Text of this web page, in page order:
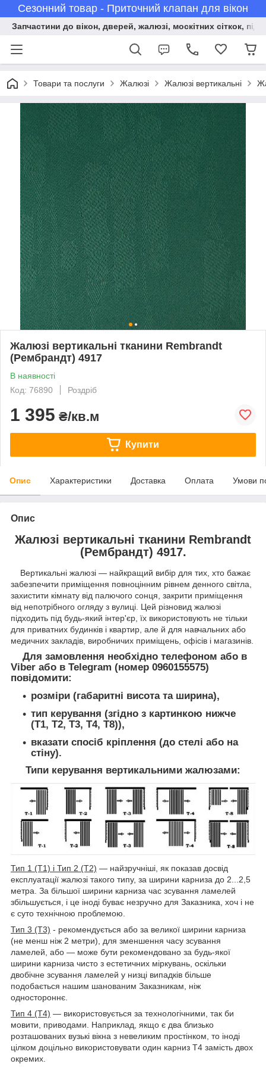
Сезонний товар - Приточний клапан для вікон
Запчастини до вікон, дверей, жалюзі, москітних сіткок,
Товари та послуги Жалюзі Жалюзі вертикальні
Жалюзі вертикальні тканини Rembrandt
(Рембрандт) 4917
В наявності
Код: 76890
Роздріб
1 395 ₴/кв.м
Купити
Опис Характеристики Доставка Оплата Умови
Опис
Жалюзі вертикальні тканини Rembrandt
(Рембрандт) 4917.
Вертикальні жалюзі — найкращий вибір для тих, хто бажає
забезпечити приміщення повноцінним рівнем денного світла,
захистити кімнату від палючого сонця, закрити приміщення
від непотрібного огляду з вулиці. Цей різновид жалюзі
підходить під будь-який інтер'єр, їх використовують не тільки
для приватних будинків і квартир, але й для навчальних або
медичних закладів, виробничих приміщень, офісів і магазинів.
Для замовлення необхідно телефоном або в
Viber або в Telegram (номер 0960155575)
повідомити:
розміри (габаритні висота та ширина),
тип керування (згідно з картинкою нижче
(Т1, Т2, Т3, Т4, Т8)),
вказати спосіб кріплення (до стелі або на
стіну).
Типи керування вертикальними жалюзами:
Тип 1 (Т1) і Тип 2 (Т2) — найзручніші, як показав досвід
експлуатації жалюзі такого типу, за ширини карниза до 2...2,5
метра. За більшої ширини карниза час зсування ламелей
збільшується, і це іноді буває незручно для Заказника, хоч і не
є суто технічною проблемою.
Тип 3 (Т3) - рекомендується або за великої ширини карниза
(не менш ніж 2 метри), для зменшення часу зсування
ламелей, або — може бути рекомендовано за будь-якої
ширини карниза чисто з естетичних міркувань, оскільки
двобічне зсування ламелей у низці випадків більше
подобається нашим шанованим Заказникам, ніж
одностороннє.
Тип 4 (Т4) — використовується за технологічними, так би
мовити, приводами. Наприклад, якщо є два близько
розташованих вузькі вікна з невеликим простінком, то іноді
цілком доцільно використовувати один карниз Т4 замість двох
окремих.